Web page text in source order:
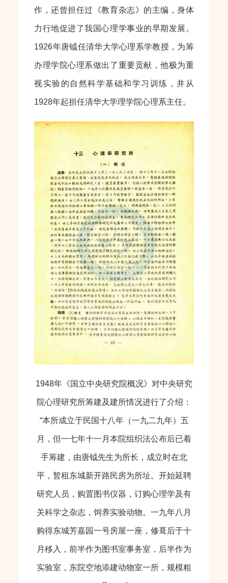
作，还曾担任过《教育杂志》的主编，身体
力行地促进了我国心理学事业的早期发展。
1926年唐钺任清华大学心理系学教授，为筹
办理学院心理系做出了重要贡献，他极为重
视实验的自然科学基础和学习训练，并从
1928年起担任清华大学理学院心理系主任。
1948年《国立中央研究院概况》对中央研究
院心理研究所筹建及建所情况进行了介绍：
“本所成立于民国十八年（一九二九年）五
月，但一七年十一月本院组织法公布后已着
手筹建，由唐钺先生为所长，成立时在北
平，暂租东城新开路民房为所址。开始延聘
研究人员，购置图书仪器，订购心理学及有
关科学之杂志，饲养实验动物。一九年八月
购得东城芳嘉园一号房屋一座，修葺后于十
月移入，前半作为图书室事务室，后半作为
实验室，东院空地添建动物室一所，规模粗